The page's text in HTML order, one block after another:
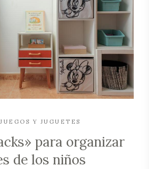
JUEGOS Y JUGUETES
para organizar
de los niños